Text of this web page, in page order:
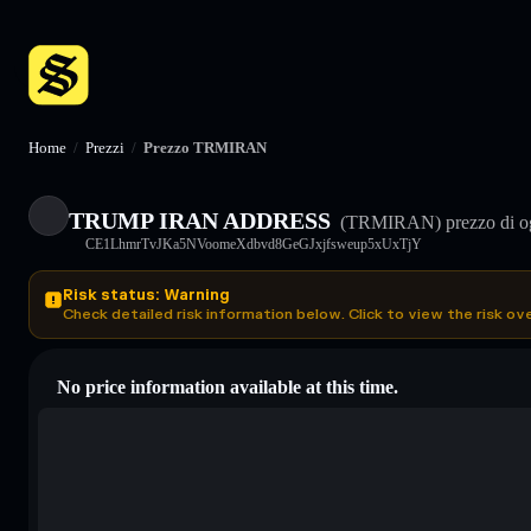
Home / Prezzi / Prezzo TRMIRAN
TRUMP IRAN ADDRESS (TRMIRAN) prezzo di
CE1LhmrTvJKa5NVoomeXdbvd8GeGJxjfsweup5xUxTjY
Risk status: Warning
Check detailed risk information below. Click to view the risk
No price information available at this time.